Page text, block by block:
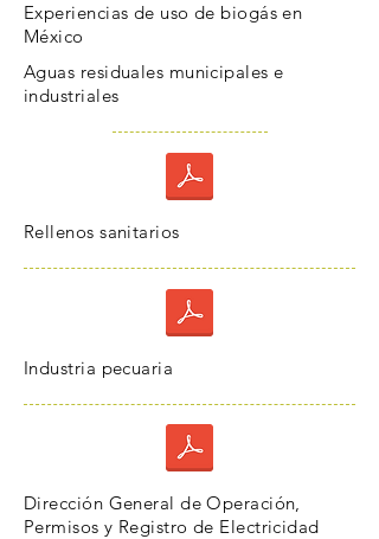
Experiencias de uso de biogás en
México
Aguas residuales municipales e
industriales
Rellenos sanitarios
Industria pecuaria
Dirección General de Operación,
Permisos y Registro de Electricidad